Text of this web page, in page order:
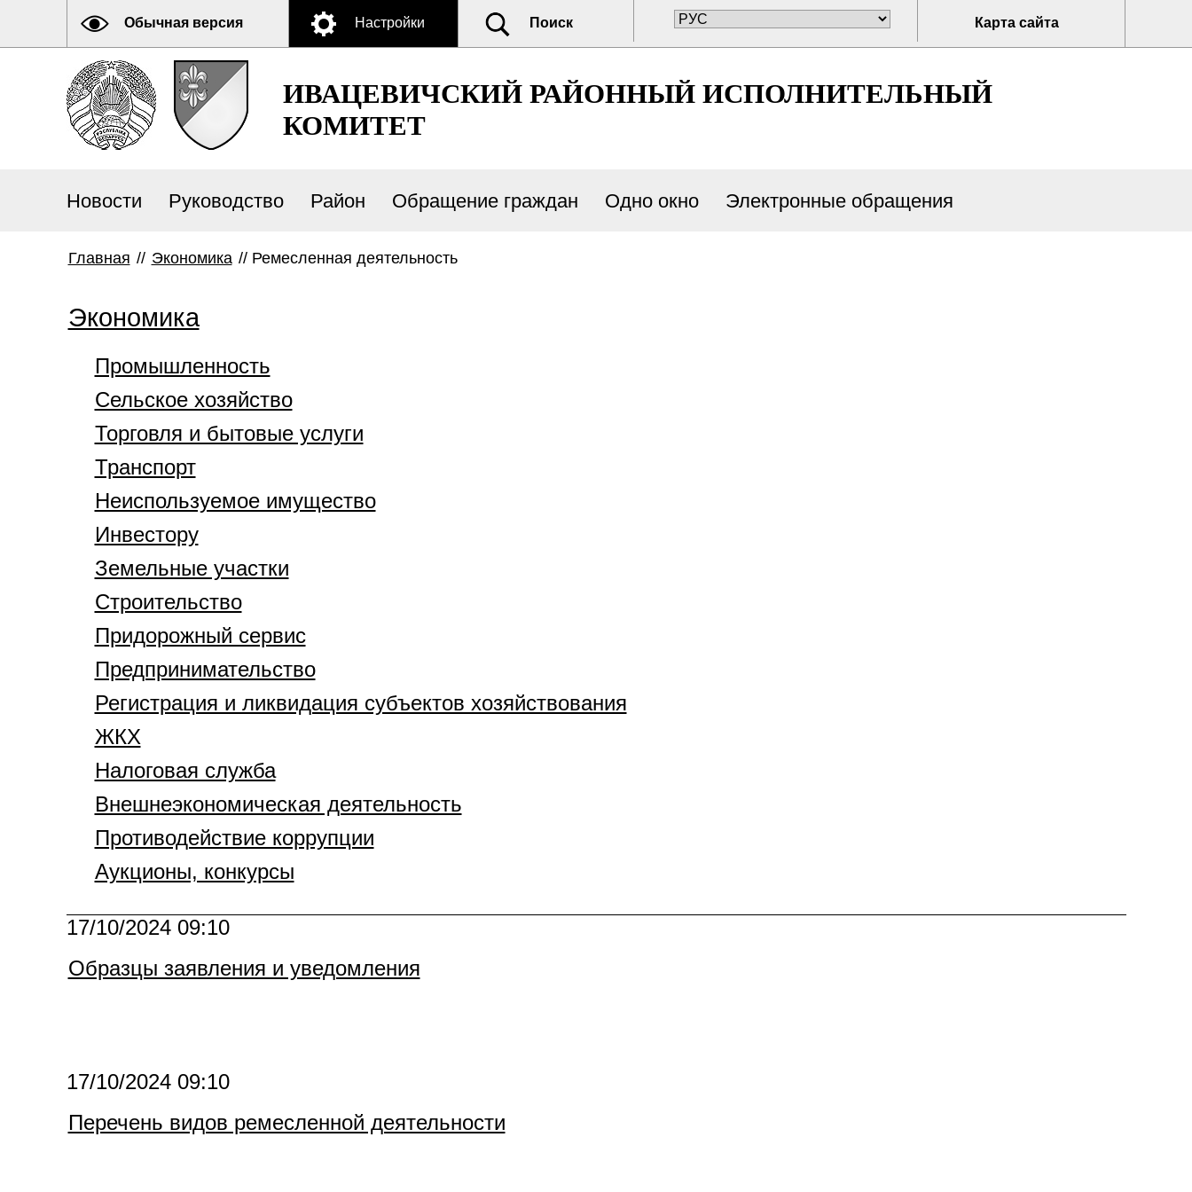
Обычная версия Настройки Поиск Карта сайта
ИВАЦЕВИЧСКИЙ РАЙОННЫЙ ИСПОЛНИТЕЛЬНЫЙ
КОМИТЕТ
Новости Руководство Район Обращение граждан Одно окно Электронные обращения
Главная // Экономика // Ремесленная деятельность
Экономика
Промышленность
Сельское хозяйство
Торговля и бытовые услуги
Транспорт
Неиспользуемое имущество
Инвестору
Земельные участки
Строительство
Придорожный сервис
Предпринимательство
Регистрация и ликвидация субъектов хозяйствования
ЖКХ
Налоговая служба
Внешнеэкономическая деятельность
Противодействие коррупции
Аукционы, конкурсы
17/10/2024 09:10
Образцы заявления и уведомления
17/10/2024 09:10
Перечень видов ремесленной деятельности